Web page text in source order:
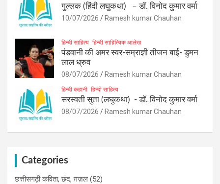
गुल्लक (हिंदी लघुकथा) – डॉ. विनोद कुमार वर्मा
10/07/2026 Ramesh kumar Chauhan
हिन्दी साहित्य हिन्दी साहित्यिक आलेख
पंडवानी की अमर स्वर-सम्राज्ञी तीजन बाई- डुमन
लाल ध्रुव
08/07/2026 Ramesh kumar Chauhan
हिन्दी कहानी हिन्दी साहित्य
सरस्वती सुता (लघुकथा) ​- डॉ. विनोद कुमार वर्मा
08/07/2026 Ramesh kumar Chauhan
Categories
छत्तीसगढ़ी कविता, छंद, ग़ज़ल (52)